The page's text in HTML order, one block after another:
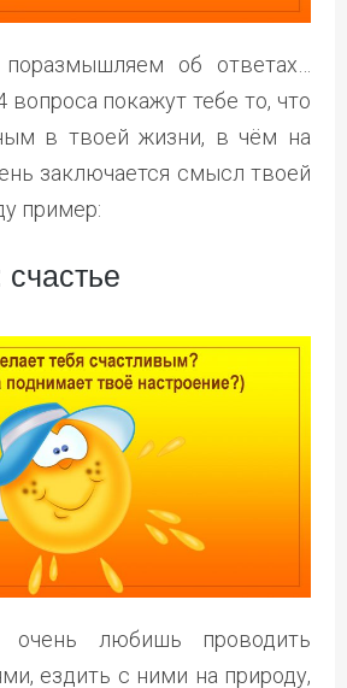
об ответах…
вопроса покажут тебе то, что
в твоей жизни, в чём на
заключается смысл твоей
пример:
очень любишь проводить
ездить с ними на природу,